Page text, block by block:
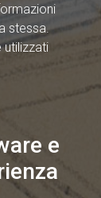
stessa.
utilizzati
e